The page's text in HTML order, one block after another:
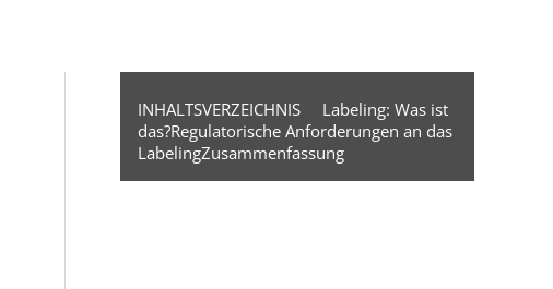
INHALTSVERZEICHNIS
Labeling: Was ist
das?Regulatorische Anforderungen an das
LabelingZusammenfassung